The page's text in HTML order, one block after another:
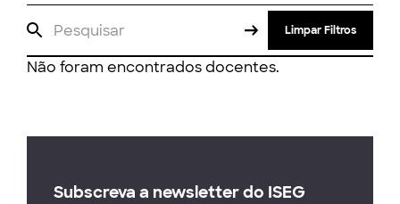
Limpar Filtros
Não foram encontrados docentes.
Subscreva a newsletter do ISEG